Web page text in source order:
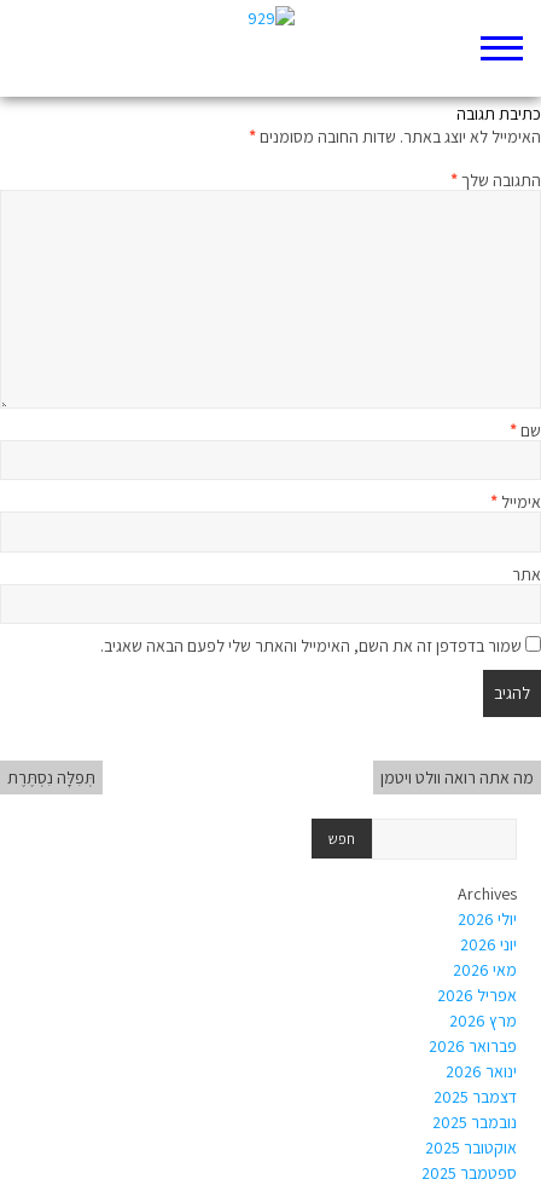
כתיבת תגובה
האימייל לא יוצג באתר. שדות החובה מסומנים*
התגובה שלך*
שם*
אימייל *
אתר
שמור בדפדפן זה את השם, האימייל והאתר שלי לפעם הבאה שאגיב.
מה אתה רואה וולט ויטמן תְּפִלָּה נִסְתֶּרֶת
Archives
יולי 2026
יוני 2026
מאי 2026
אפריל 2026
מרץ 2026
פברואר 2026
ינואר 2026
דצמבר 2025
נובמבר 2025
אוקטובר 2025
ספטמבר 2025